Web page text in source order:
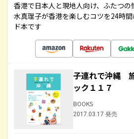
香港で日本人と現地人向け、ふたつ
水真理子が香港を楽しむコツを24時
ド本です
子連れで沖縄
ック１１７
BOOKS
2017.03.17 発売